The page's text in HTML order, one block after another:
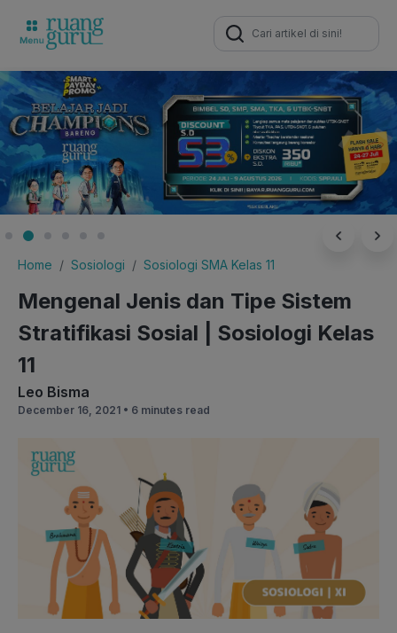
Search
for:
Home Sosiologi Sosiologi SMA Kelas 11
Mengenal Jenis dan Tipe Sistem
Stratifikasi Sosial | Sosiologi Kelas
11
Leo Bisma
December 16, 2021 • 6 minutes read